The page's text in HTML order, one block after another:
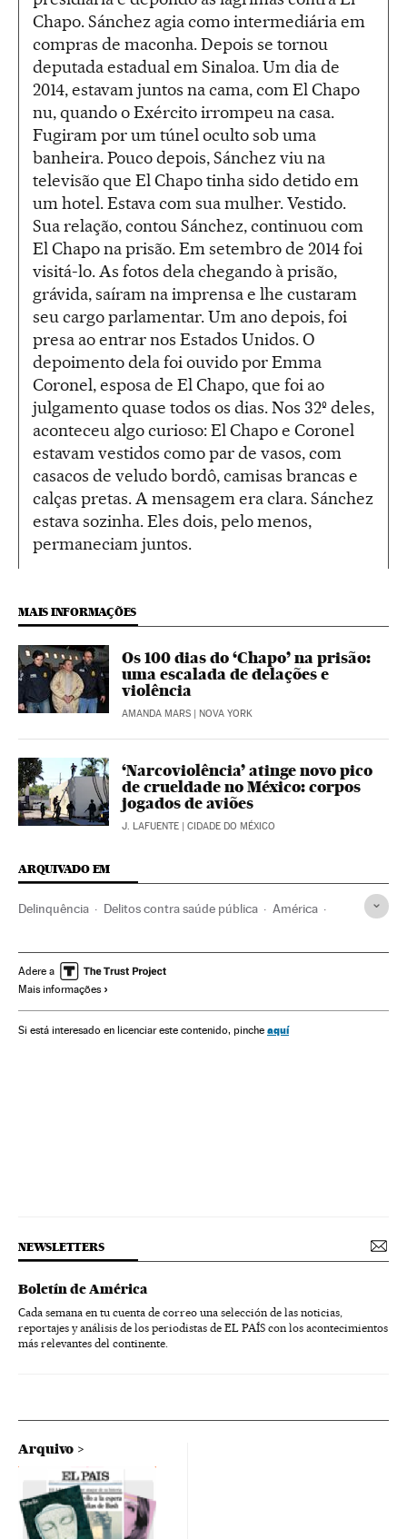
Chapo. Sánchez agia como intermediária em
compras de maconha. Depois se tornou
deputada estadual em Sinaloa. Um dia de
2014, estavam juntos na cama, com El Chapo
nu, quando o Exército irrompeu na casa.
Fugiram por um túnel oculto sob uma
banheira. Pouco depois, Sánchez viu na
televisão que El Chapo tinha sido detido em
um hotel. Estava com sua mulher. Vestido.
Sua relação, contou Sánchez, continuou com
El Chapo na prisão. Em setembro de 2014 foi
visitá-lo. As fotos dela chegando à prisão,
grávida, saíram na imprensa e lhe custaram
seu cargo parlamentar. Um ano depois, foi
presa ao entrar nos Estados Unidos. O
depoimento dela foi ouvido por Emma
Coronel, esposa de El Chapo, que foi ao
julgamento quase todos os dias. Nos 32º deles,
aconteceu algo curioso: El Chapo e Coronel
estavam vestidos como par de vasos, com
casacos de veludo bordô, camisas brancas e
calças pretas. A mensagem era clara. Sánchez
estava sozinha. Eles dois, pelo menos,
permaneciam juntos.
MAIS INFORMAÇÕES
Os 100 dias do ‘Chapo’ na prisão:
uma escalada de delações e
violência
AMANDA MARS | NOVA YORK
‘Narcoviolência’ atinge novo pico
de crueldade no México: corpos
jogados de aviões
J. LAFUENTE | CIDADE DO MÉXICO
ARQUIVADO EM
Delinquência Delitos contra saúde pública América
El Chapo Guzmán Cartel de Sinaloa
Cartéis mexicanos
Narcotráfico Crime organizado América do Norte
Adere a
Mais informações
Si está interesado en licenciar este contenido, pinche aquí
NEWSLETTERS
Boletín de América
Cada semana en tu cuenta de correo una selección de las noticias,
reportajes y análisis de los periodistas de EL PAÍS con los acontecimientos
más relevantes del continente.
Arquivo